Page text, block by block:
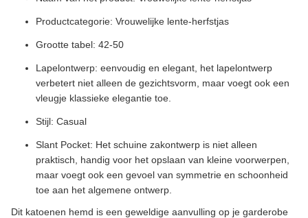
Productcategorie: Vrouwelijke lente-herfstjas
Grootte tabel: 42-50
Lapelontwerp: eenvoudig en elegant, het lapelontwerp
verbetert niet alleen de gezichtsvorm, maar voegt ook een
vleugje klassieke elegantie toe.
Stijl: Casual
Slant Pocket: Het schuine zakontwerp is niet alleen
praktisch, handig voor het opslaan van kleine voorwerpen,
maar voegt ook een gevoel van symmetrie en schoonheid
toe aan het algemene ontwerp.
Dit katoenen hemd is een geweldige aanvulling op je garderobe